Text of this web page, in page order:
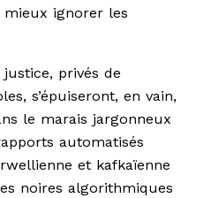
mieux ignorer les
privés de
s’épuiseront, en vain,
le marais jargonneux
automatisés
et kafkaïenne
noires algorithmiques